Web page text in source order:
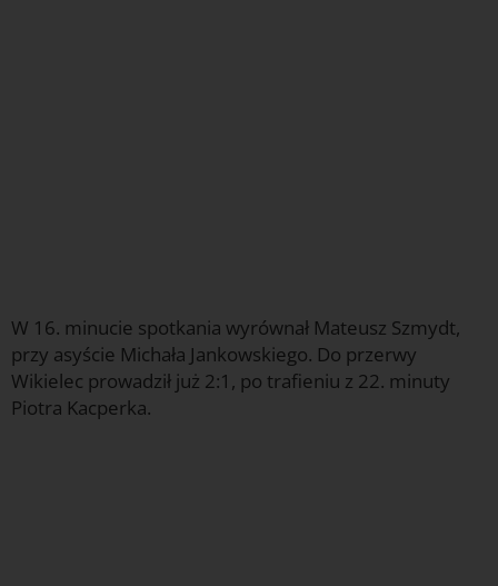
W 16. minucie spotkania wyrównał Mateusz Szmydt,
przy asyście Michała Jankowskiego. Do przerwy
Wikielec prowadził już 2:1, po trafieniu z 22. minuty
Piotra Kacperka.